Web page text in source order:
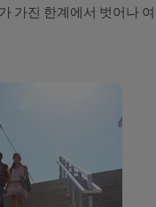
가진 한계에서 벗어나 여